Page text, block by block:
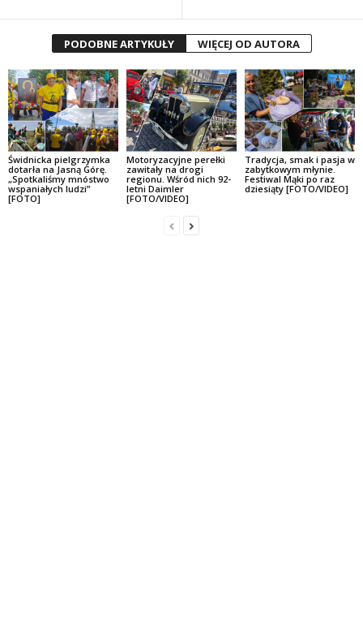
PODOBNE ARTYKUŁY WIĘCEJ OD AUTORA
Świdnicka pielgrzymka
dotarła na Jasną Górę.
„Spotkaliśmy mnóstwo
wspaniałych ludzi”
[FOTO]
Motoryzacyjne perełki
zawitały na drogi
regionu. Wśród nich 92-
letni Daimler
[FOTO/VIDEO]
Tradycja, smak i pasja w
zabytkowym młynie.
Festiwal Mąki po raz
dziesiąty [FOTO/VIDEO]